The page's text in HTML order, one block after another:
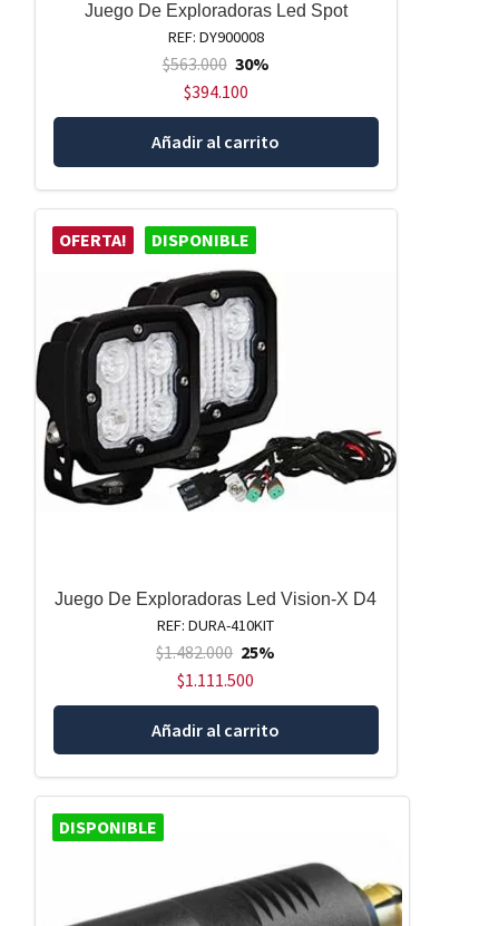
Juego De Exploradoras Led Spot
REF: DY900008
$563.000 30%
$394.100
Añadir al carrito
OFERTA! DISPONIBLE
Juego De Exploradoras Led Vision-X D4
REF: DURA-410KIT
$1.482.000 25%
$1.111.500
Añadir al carrito
DISPONIBLE